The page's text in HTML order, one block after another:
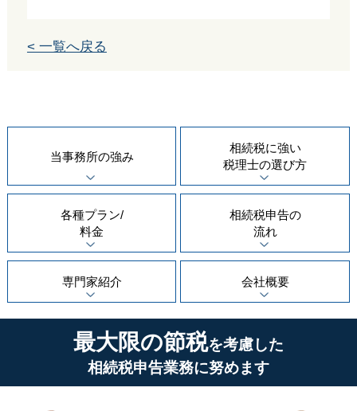
< 一覧へ戻る
当事務所の強み
相続税に強い
税理士の選び方
各種プラン/
料金
相続税申告の
流れ
専門家紹介 会社概要
最大限の節税を考慮した
相続税申告業務に努めます